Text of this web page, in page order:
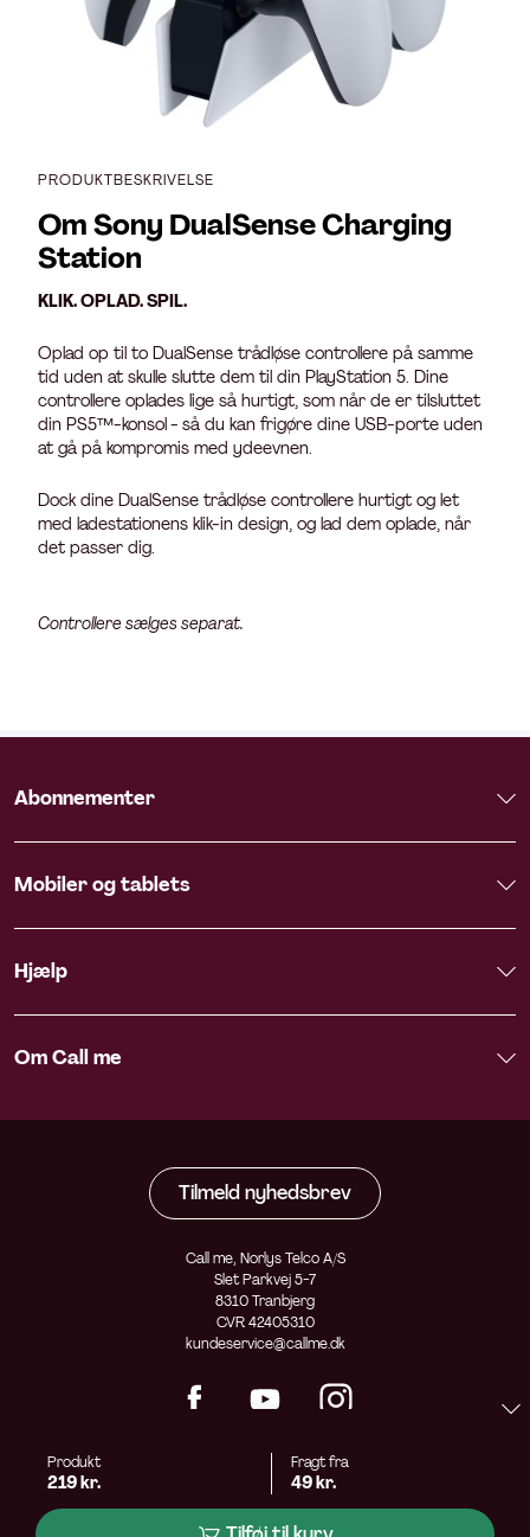
PRODUKTBESKRIVELSE
Om Sony DualSense Charging
Station
KLIK. OPLAD. SPIL.
Oplad op til to DualSense trådløse controllere på samme
tid uden at skulle slutte dem til din PlayStation 5. Dine
controllere oplades lige så hurtigt, som når de er tilsluttet
din PS5™-konsol - så du kan frigøre dine USB-porte uden
at gå på kompromis med ydeevnen.
Dock dine DualSense trådløse controllere hurtigt og let
med ladestationens klik-in design, og lad dem oplade, når
det passer dig.
Controllere sælges separat.
Produkt
219 kr.
Fragt fra
49 kr.
Abonnementer
Mobiler og tablets
Hjælp
Om Call me
Tilmeld nyhedsbrev
Call me, Norlys Telco A/S
Slet Parkvej 5-7
8310 Tranbjerg
CVR 42405310
kundeservice@callme.dk